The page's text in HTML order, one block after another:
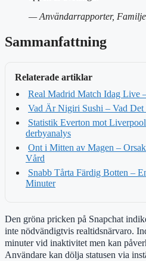
— Användarrapporter,
Sammanfattning
Relaterade artiklar
Real Madrid Match Idag Live
Vad Är Nigiri Sushi – Vad
Statistik Everton mot
derbyanalys
Ont i Mitten av Magen –
Vård
Snabb Tårta Färdig Botten –
Minuter
Den gröna pricken på Snapchat
inte nödvändigtvis realtidsnärvaro.
minuter vid inaktivitet men kan
Användare kan dölja statusen via